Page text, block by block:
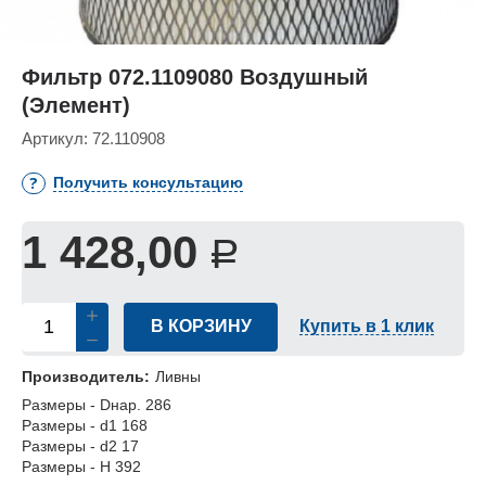
Фильтр 072.1109080 Воздушный
(Элемент)
Артикул: 72.110908
Получить консультацию
1 428,00 Р
В КОРЗИНУ Купить в 1 клик
Производитель: Ливны
Размеры - Dнар. 286
Размеры - d1 168
Размеры - d2 17
Размеры - H 392